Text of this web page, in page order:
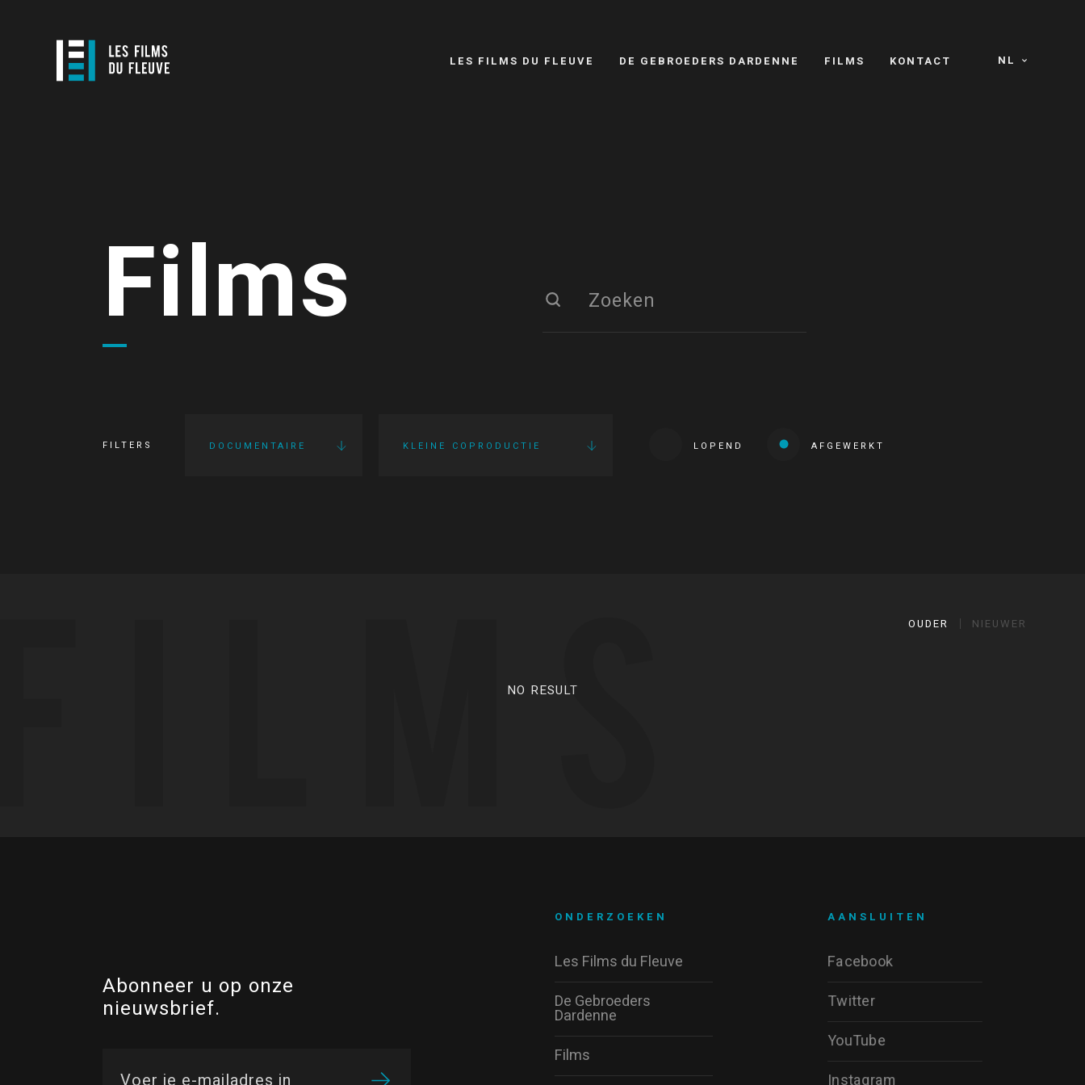
NL
LES FILMS DU FLEUVE DE GEBROEDERS DARDENNE FILMS KONTACT
Films
FILTERS DOCUMENTAIRE KLEINE COPRODUCTIE LOPEND AFGEWERKT
OUDER NIEUWER
NO RESULT
Abonneer u op onze
nieuwsbrief.
AANSLUITEN
Facebook
Twitter
YouTube
Instagram
ONDERZOEKEN
Les Films du Fleuve
De Gebroeders
Dardenne
Films